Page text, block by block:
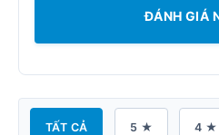
ĐÁNH GIÁ
TẤT CẢ 5 ★ 4 ★